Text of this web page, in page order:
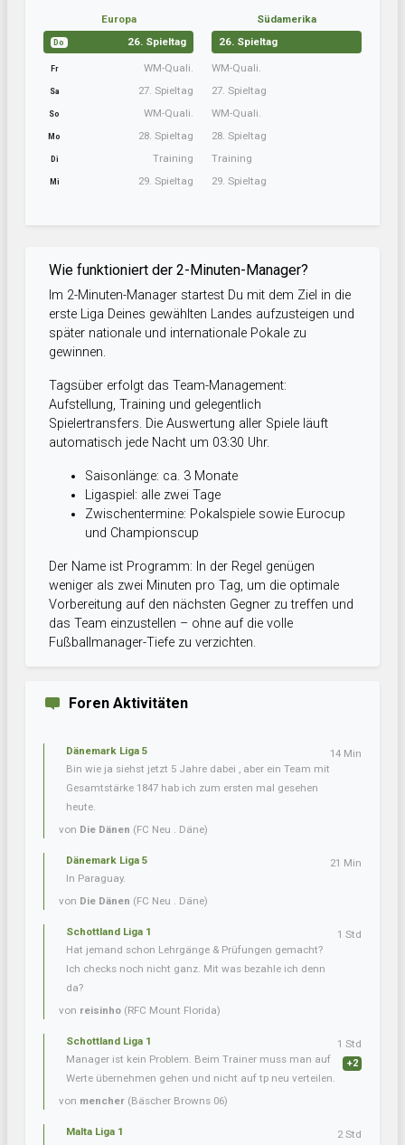
Europa
Do 26. Spieltag
Fr WM-Quali.
Sa 27. Spieltag
So WM-Quali.
Mo 28. Spieltag
Di Training
Mi 29. Spieltag
Südamerika
26. Spieltag
WM-Quali.
27. Spieltag
WM-Quali.
28. Spieltag
Training
29. Spieltag
Wie funktioniert der 2-Minuten-Manager?
Im 2-Minuten-Manager startest Du mit dem Ziel in die
erste Liga Deines gewählten Landes aufzusteigen und
später nationale und internationale Pokale zu
gewinnen.
Tagsüber erfolgt das Team-Management:
Aufstellung, Training und gelegentlich
Spielertransfers. Die Auswertung aller Spiele läuft
automatisch jede Nacht um 03:30 Uhr.
Saisonlänge: ca. 3 Monate
Ligaspiel: alle zwei Tage
Zwischentermine: Pokalspiele sowie Eurocup
und Championscup
Der Name ist Programm: In der Regel genügen
weniger als zwei Minuten pro Tag, um die optimale
Vorbereitung auf den nächsten Gegner zu treffen und
das Team einzustellen – ohne auf die volle
Fußballmanager-Tiefe zu verzichten.
Foren Aktivitäten
Dänemark Liga 5
Bin wie ja siehst jetzt 5 Jahre dabei , aber ein Team mit
Gesamtstärke 1847 hab ich zum ersten mal gesehen
heute.
von Die Dänen (FC Neu . Däne)
14 Min
Dänemark Liga 5
In Paraguay.
von Die Dänen (FC Neu . Däne)
21 Min
Schottland Liga 1
Hat jemand schon Lehrgänge & Prüfungen gemacht?
Ich checks noch nicht ganz. Mit was bezahle ich denn
da?
von reisinho (RFC Mount Florida)
1 Std
Schottland Liga 1
Manager ist kein Problem. Beim Trainer muss man auf
Werte übernehmen gehen und nicht auf tp neu verteilen.
von mencher (Bäscher Browns 06)
1 Std
+2
Malta Liga 1
2 Std